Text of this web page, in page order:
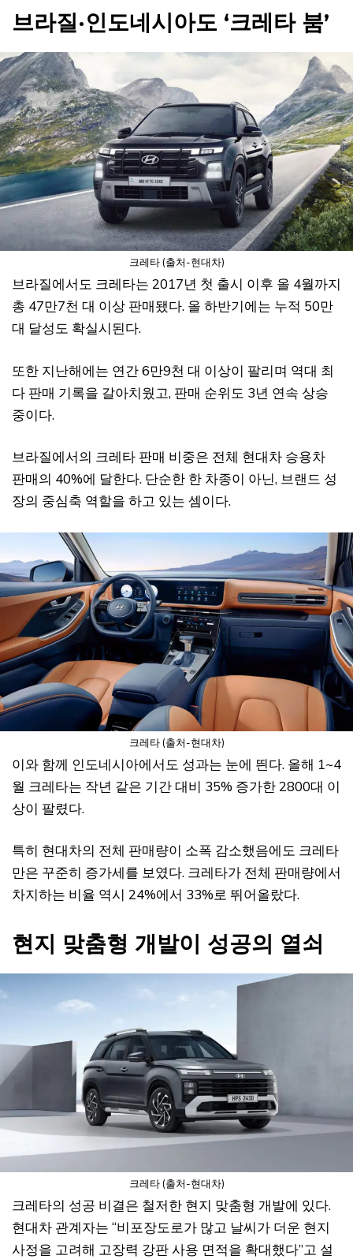
브라질·인도네시아도 ‘크레타 붐’
크레타 (출처-현대차)
브라질에서도 크레타는 2017년 첫 출시 이후 올 4월까지
총 47만7천 대 이상 판매됐다. 올 하반기에는 누적 50만
대 달성도 확실시된다.
또한 지난해에는 연간 6만9천 대 이상이 팔리며 역대 최
다 판매 기록을 갈아치웠고, 판매 순위도 3년 연속 상승
중이다.
브라질에서의 크레타 판매 비중은 전체 현대차 승용차
판매의 40%에 달한다. 단순한 한 차종이 아닌, 브랜드 성
장의 중심축 역할을 하고 있는 셈이다.
크레타 (출처-현대차)
이와 함께 인도네시아에서도 성과는 눈에 띈다. 올해 1~4
월 크레타는 작년 같은 기간 대비 35% 증가한 2800대 이
상이 팔렸다.
특히 현대차의 전체 판매량이 소폭 감소했음에도 크레타
만은 꾸준히 증가세를 보였다. 크레타가 전체 판매량에서
차지하는 비율 역시 24%에서 33%로 뛰어올랐다.
현지 맞춤형 개발이 성공의 열쇠
크레타 (출처-현대차)
크레타의 성공 비결은 철저한 현지 맞춤형 개발에 있다.
현대차 관계자는 “비포장도로가 많고 날씨가 더운 현지
사정을 고려해 고장력 강판 사용 면적을 확대했다”고 설